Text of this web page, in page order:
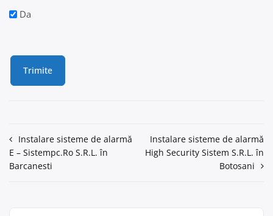
Da
Navigare
în
Instalare sisteme de alarmă
E – Sistempc.Ro S.R.L. în
Barcanesti
Instalare sisteme de alarmă
High Security Sistem S.R.L. în
Botosani